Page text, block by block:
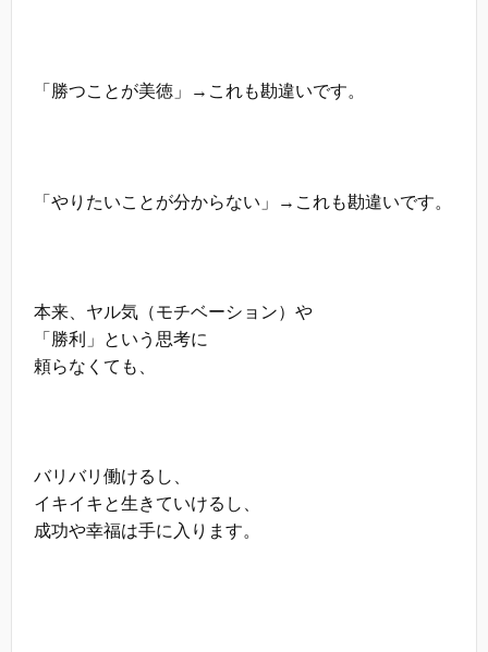
「勝つことが美徳」→これも勘違いです。
「やりたいことが分からない」→これも勘違いです。
本来、ヤル気（モチベーション）や
「勝利」という思考に
頼らなくても、
バリバリ働けるし、
イキイキと生きていけるし、
成功や幸福は手に入ります。